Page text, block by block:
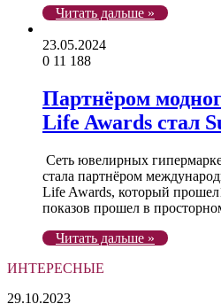
Читать дальше »
23.05.2024
0 11 188
Партнёром
Life Awards стал
Сеть ювелирных
стала партнёром
Life Awards, который
показов прошел в
Читать дальше »
ИНТЕРЕСНЫЕ
Американская
29.10.2023